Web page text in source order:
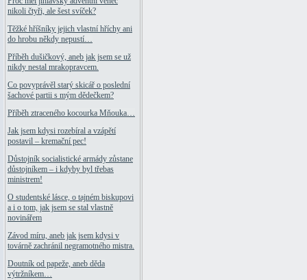
nikoli čtyři, ale šest svíček?
Těžké hříšníky jejich vlastní hříchy ani
do hrobu někdy nepustí…
Příběh dušičkový, aneb jak jsem se už
nikdy nestal mrakopravcem.
Co povyprávěl starý skicář o poslední
šachové partii s mým dědečkem?
Příběh ztraceného kocourka Mňouka…
Jak jsem kdysi rozebíral a vzápětí
postavil – kremační pec!
Důstojník socialistické armády zůstane
důstojníkem – i kdyby byl třebas
ministrem!
O studentské lásce, o tajném biskupovi
a i o tom, jak jsem se stal vlastně
novinářem
Závod míru, aneb jak jsem kdysi v
továrně zachránil negramotného mistra.
Doutník od papeže, aneb děda
výtržníkem…